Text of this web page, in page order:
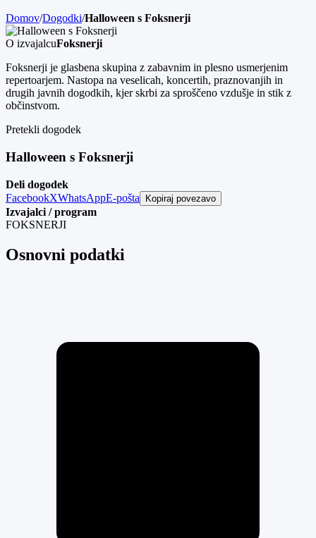
Domov/Dogodki/Halloween s Foksnerji
O izvajalcuFoksnerji
Foksnerji je glasbena skupina z zabavnim in plesno usmerjenim
repertoarjem. Nastopa na veselicah, koncertih, praznovanjih in
drugih javnih dogodkih, kjer skrbi za sproščeno vzdušje in stik z
občinstvom.
Pretekli dogodek
Halloween s Foksnerji
Deli dogodek
FacebookXWhatsAppE-pošta Kopiraj povezavo
Izvajalci / program
FOKSNERJI
Osnovni podatki